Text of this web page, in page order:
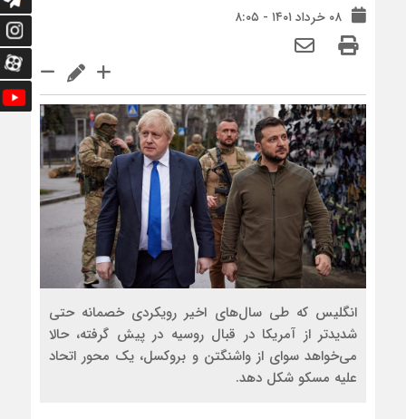
۰۸ خرداد ۱۴۰۱ - ۸:۰۵
انگلیس که طی سال‌های اخیر رویکردی خصمانه حتی
شدیدتر از آمریکا در قبال روسیه در پیش گرفته، حالا
می‌خواهد سوای از واشنگتن و بروکسل، یک محور اتحاد
علیه مسکو شکل دهد.